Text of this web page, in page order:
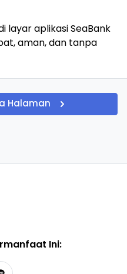
layar aplikasi SeaBank
aman, dan tanpa
Halaman
Ini: